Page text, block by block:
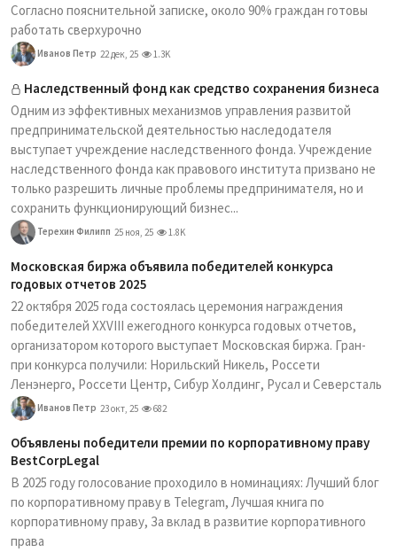
Согласно пояснительной записке, около 90% граждан готовы
работать сверхурочно
Иванов Петр 22 дек, 25 1.3K
Наследственный фонд как средство сохранения бизнеса
Одним из эффективных механизмов управления развитой
предпринимательской деятельностью наследодателя
выступает учреждение наследственного фонда. Учреждение
наследственного фонда как правового института призвано не
только разрешить личные проблемы предпринимателя, но и
сохранить функционирующий бизнес...
Терехин Филипп 25 ноя, 25 1.8K
Московская биржа объявила победителей конкурса
годовых отчетов 2025
22 октября 2025 года состоялась церемония награждения
победителей XXVIII ежегодного конкурса годовых отчетов,
организатором которого выступает Московская биржа. Гран-
при конкурса получили: Норильский Никель, Россети
Ленэнерго, Россети Центр, Сибур Холдинг, Русал и Северсталь
Иванов Петр 23 окт, 25 682
Объявлены победители премии по корпоративному праву
BestCorpLegal
В 2025 году голосование проходило в номинациях: Лучший блог
по корпоративному праву в Telegram, Лучшая книга по
корпоративному праву, За вклад в развитие корпоративного
права